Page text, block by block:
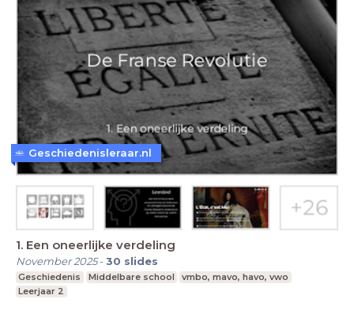
1. Een oneerlijke verdeling
November 2025-30 slides
Geschiedenis Middelbare school
vmbo, mavo, havo, vwo
Leerjaar 2
Geschiedenisleraar.nl